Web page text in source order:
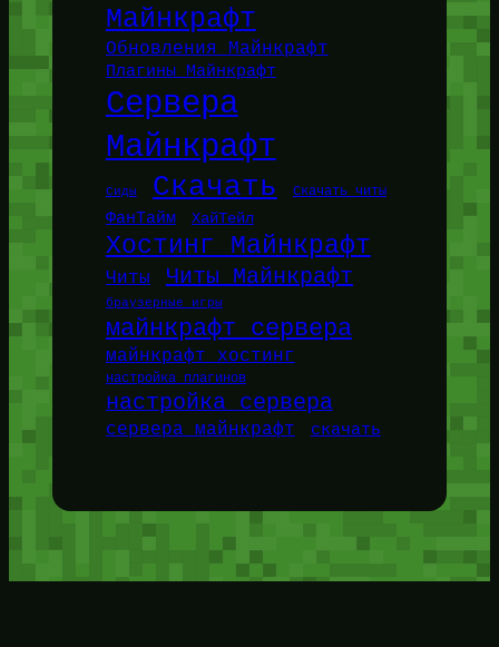
Майнкрафт
Обновления Майнкрафт
Плагины Майнкрафт
Сервера
Майнкрафт
Сиды Скачать Скачать читы
ФанТайм ХайТейл
Хостинг Майнкрафт
Читы Читы Майнкрафт
браузерные игры
майнкрафт сервера
майнкрафт хостинг
настройка плагинов
настройка сервера
сервера майнкрафт скачать